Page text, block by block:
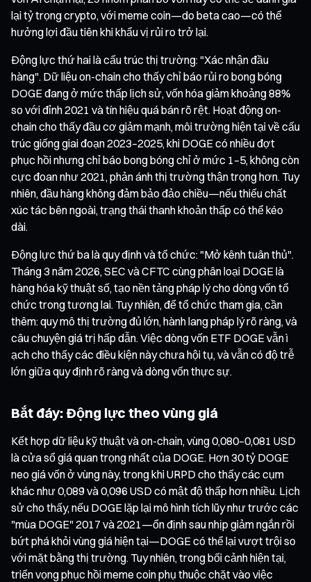
lại tỷ trọng crypto, với meme coin—do beta cao—có thể
hưởng lợi đầu tiên khi khẩu vị rủi ro trở lại.
Động lực thứ hai là cấu trúc thị trường: "Xác nhận đầu
hàng". Dữ liệu on-chain cho thấy chỉ báo rủi ro bong bóng
DOGE đang ở mức thấp lịch sử, vốn hóa giảm khoảng 88%
so với đỉnh 2021 và tín hiệu quá bán rõ rệt. Hoạt động on-
chain cho thấy đầu cơ giảm mạnh, môi trường hiện tại về cấu
trúc giống giai đoạn 2023–2025, khi DOGE có nhiều đợt
phục hồi nhưng chỉ báo bong bóng chỉ ở mức 1–5, không còn
cực đoan như 2021, phản ánh thị trường thận trọng hơn. Tuy
nhiên, đầu hàng không đảm bảo đảo chiều—nếu thiếu chất
xúc tác bên ngoài, trạng thái thanh khoản thấp có thể kéo
dài.
Động lực thứ ba là quy định và tổ chức: "Mở kênh tuân thủ".
Tháng 3 năm 2026, SEC và CFTC cùng phân loại DOGE là
hàng hóa kỹ thuật số, tạo nền tảng pháp lý cho dòng vốn tổ
chức trong tương lai. Tuy nhiên, để tổ chức tham gia, cần
thêm: quy mô thị trường đủ lớn, hành lang pháp lý rõ ràng, và
câu chuyện giá trị hấp dẫn. Việc dòng vốn ETF DOGE vẫn ì
ạch cho thấy các điều kiện này chưa hội tụ, và vẫn có độ trễ
lớn giữa quy định rõ ràng và dòng vốn thực sự.
Bắt đáy: Động lực theo vùng giá
Kết hợp dữ liệu kỹ thuật và on-chain, vùng 0,080–0,081 USD
là cửa sổ giá quan trọng nhất của DOGE. Hơn 30 tỷ DOGE
neo giá vốn ở vùng này, trong khi URPD cho thấy các cụm
khác như 0,089 và 0,096 USD có mật độ thấp hơn nhiều. Lịch
sử cho thấy, nếu DOGE lặp lại mô hình tích lũy như trước các
"mùa DOGE" 2017 và 2021—ổn định sau nhịp giảm ngắn rồi
bứt phá khỏi vùng giá hiện tại—DOGE có thể lại vượt trội so
với mặt bằng thị trường. Tuy nhiên, trong bối cảnh hiện tại,
triển vọng phục hồi meme coin phụ thuộc chặt vào việc